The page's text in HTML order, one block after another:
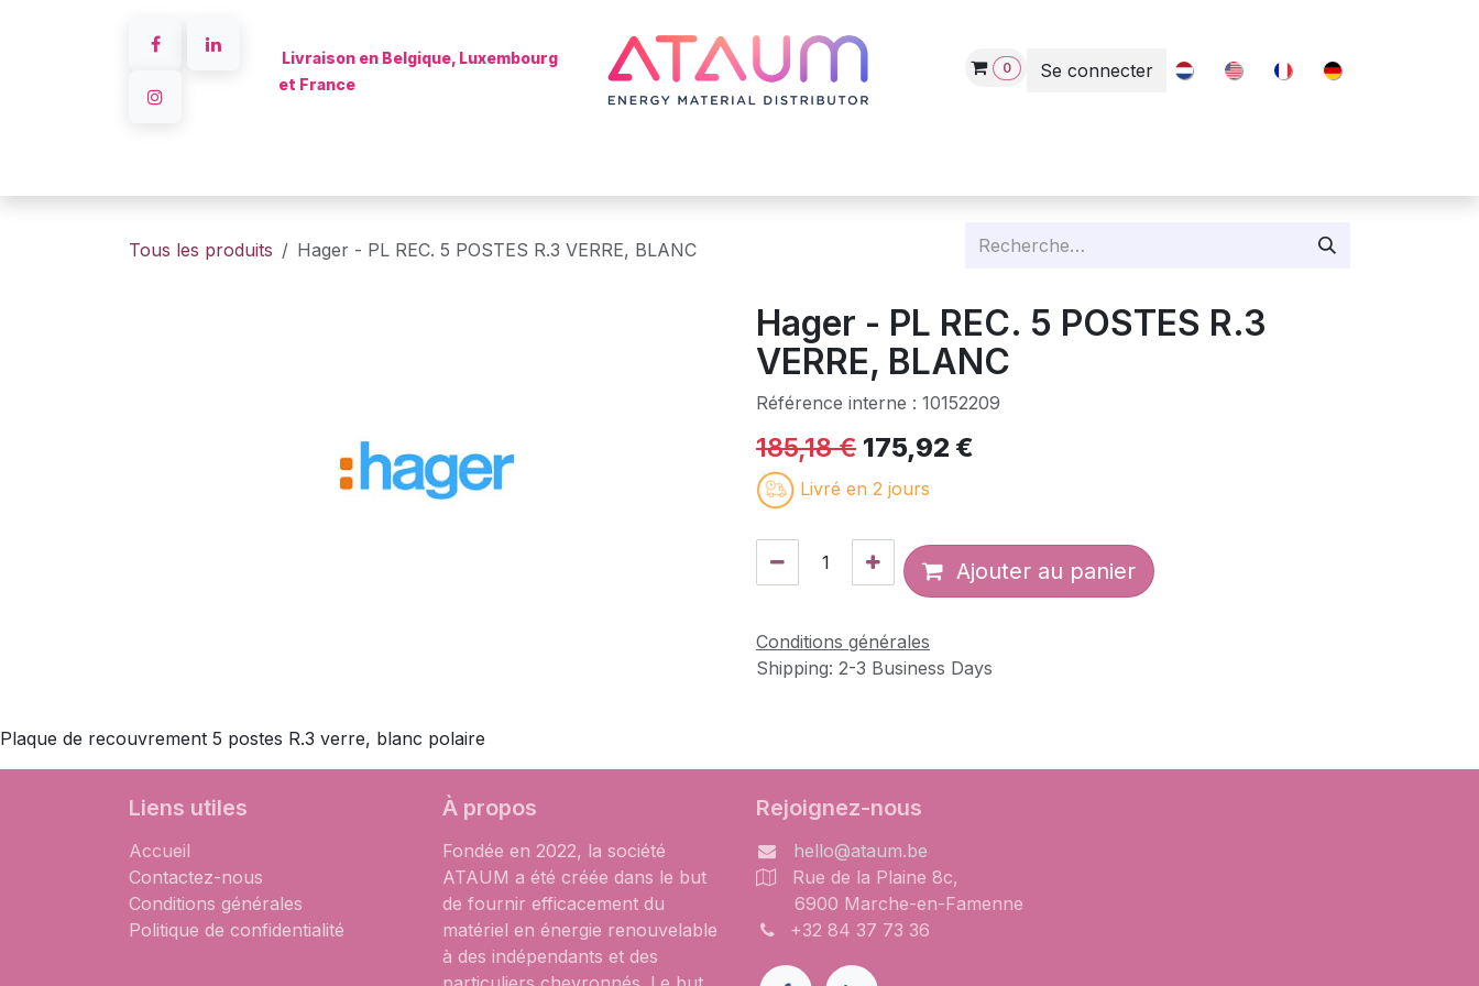
Livraison en Belgique, Luxembourg
et France
0 Se connecter
Tous les produits Hager - PL REC. 5 POSTES R.3 VERRE, BLANC
Hager - PL REC. 5 POSTES R.3
VERRE, BLANC
Référence interne : 10152209
185,18€ 175,92 €
Livré en 2 jours
Ajouter au panier
Conditions générales
Shipping: 2-3 Business Days
Plaque de recouvrement 5 postes R.3 verre, blanc polaire
Liens utiles
Accueil
Contactez-nous
Conditions générales
Politique de confidentialité
À propos
Fondée en 2022, la société
ATAUM a été créée dans le but
de fournir efficacement du
matériel en énergie renouvelable
à des indépendants et des
Rejoignez-nous
hello@ataum.be
Rue de la Plaine 8c,
6900 Marche-en-Famenne
+32 84 37 73 36